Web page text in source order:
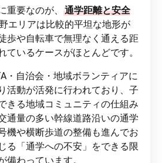
重要なのが、
通学距離と安全
エリアは比較的平坦な地形が
歩や自転車で無理なく通える距
ているケースがほとんどです。
・自治会・地域ボランティアに
活動が活発に行われており、子
きる地域コミュニティの仕組み
通量の多い幹線道路沿いの通学
機や横断歩道の整備も進んでお
る「通学への不安」をできる限
備わっています。